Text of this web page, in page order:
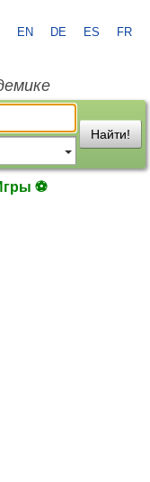
EN DE ES FR
Найти!
⚽